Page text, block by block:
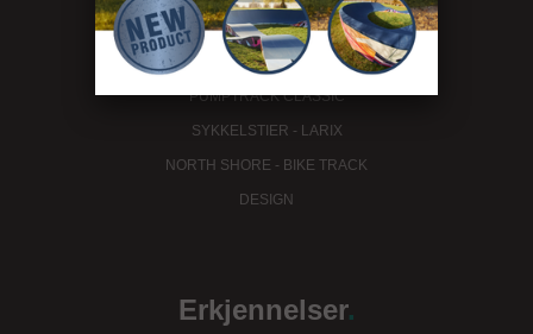
Tilbud.
PUMPTRACK FAMILY
PUMPTRACK CLASSIC
SYKKELSTIER - LARIX
NORTH SHORE - BIKE TRACK
DESIGN
Erkjennelser.